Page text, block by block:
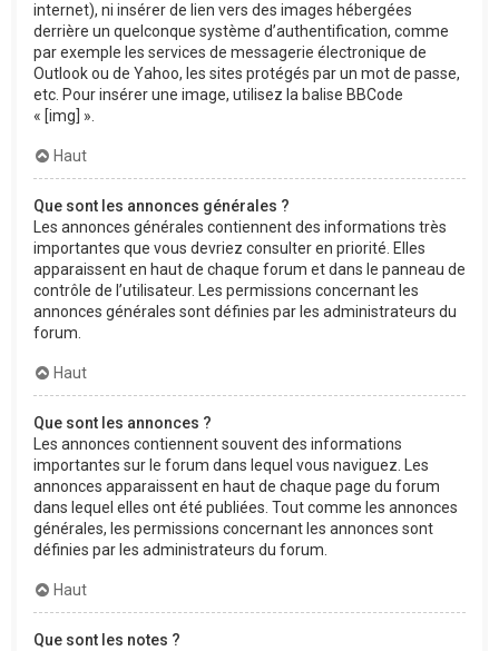
internet), ni insérer de lien vers des images hébergées
derrière un quelconque système d’authentification, comme
par exemple les services de messagerie électronique de
Outlook ou de Yahoo, les sites protégés par un mot de passe,
etc. Pour insérer une image, utilisez la balise BBCode
« [img] ».
Haut
Que sont les annonces générales ?
Les annonces générales contiennent des informations très
importantes que vous devriez consulter en priorité. Elles
apparaissent en haut de chaque forum et dans le panneau de
contrôle de l’utilisateur. Les permissions concernant les
annonces générales sont définies par les administrateurs du
forum.
Haut
Que sont les annonces ?
Les annonces contiennent souvent des informations
importantes sur le forum dans lequel vous naviguez. Les
annonces apparaissent en haut de chaque page du forum
dans lequel elles ont été publiées. Tout comme les annonces
générales, les permissions concernant les annonces sont
définies par les administrateurs du forum.
Haut
Que sont les notes ?